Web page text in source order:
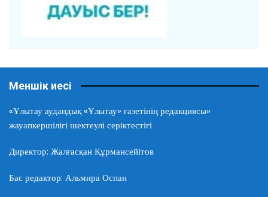
Меншік иесі
«Ұлытау аудандық «Ұлытау» газетінің редакциясы»
жауапкершілігі шектеулі серіктестігі
Директор: Жалғасқан Құрмансейітов
Бас редактор: Альмира Оспан